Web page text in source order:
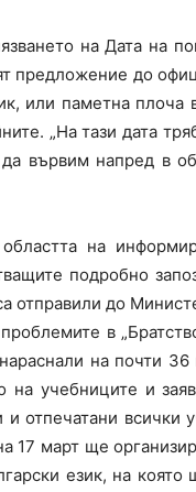
на Дата на
предложение до
или паметна плоча
„На тази дата
вървим напред в
на
подробно
отправили до
в
на почти
на учебниците и
отпечатани всички
17 март ще
език, на която